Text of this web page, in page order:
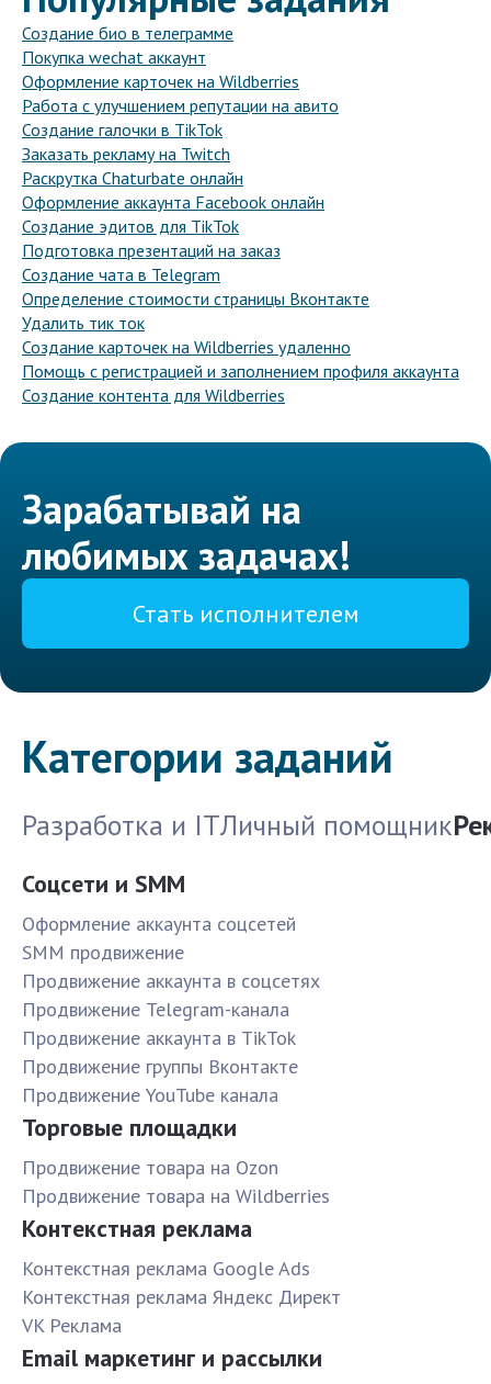
Создание био в телеграмме
Покупка wechat аккаунт
Оформление карточек на Wildberries
Работа с улучшением репутации на авито
Создание галочки в TikTok
Заказать рекламу на Twitch
Раскрутка Chaturbate онлайн
Оформление аккаунта Facebook онлайн
Создание эдитов для TikTok
Подготовка презентаций на заказ
Создание чата в Telegram
Определение стоимости страницы Вконтакте
Удалить тик ток
Создание карточек на Wildberries удаленно
Помощь с регистрацией и заполнением профиля аккаунта
Создание контента для Wildberries
Зарабатывай на
любимых задачах!
Стать исполнителем
Категории заданий
Разработка и ITЛичный помощник
Соцсети и SMM
Оформление аккаунта соцсетей
SMM продвижение
Продвижение аккаунта в соцсетях
Продвижение Telegram-канала
Продвижение аккаунта в TikTok
Продвижение группы Вконтакте
Продвижение YouTube канала
Торговые площадки
Продвижение товара на Ozon
Продвижение товара на Wildberries
Контекстная реклама
Контекстная реклама Google Ads
Контекстная реклама Яндекс Директ
VK Реклама
Email маркетинг и рассылки